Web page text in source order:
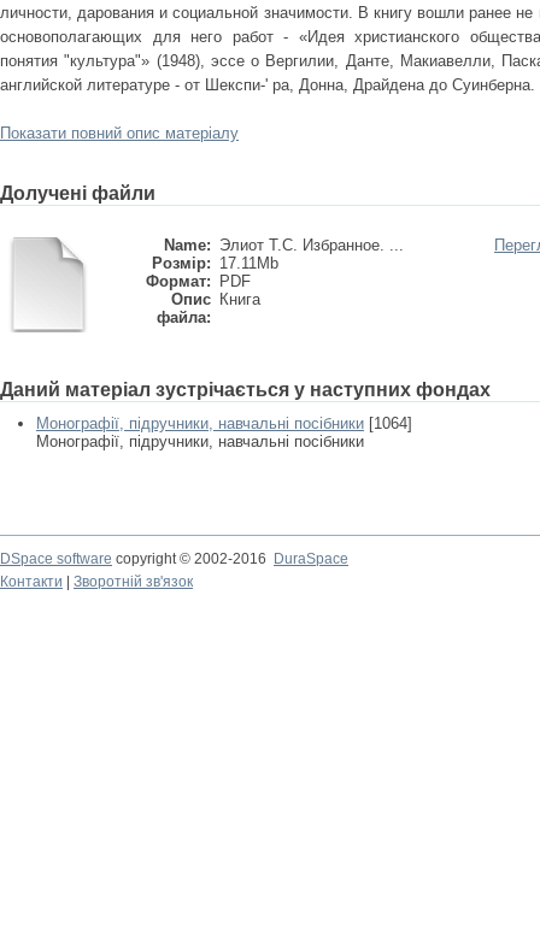
личности, дарования и социальной значимости. В книгу вошли ранее
основополагающих для него работ - «Идея христианского
понятия "культура"» (1948), эссе о Вергилии, Данте, Макиавелли,
английской литературе - от Шекспи-' ра, Донна, Драйдена до Суинберна.
Показати повний опис матеріалу
Долучені файли
Name: Элиот Т.С. Избранное. ...
Розмір: 17.11Mb
Формат:
PDF
Опис
файла:
Книга
Даний матеріал зустрічається у наступних фондах
Монографії, підручники, навчальні посібники [1064]
Монографії, підручники, навчальні посібники
DSpace software copyright © 2002-2016
DuraSpace
Контакти
Зворотній зв'язок